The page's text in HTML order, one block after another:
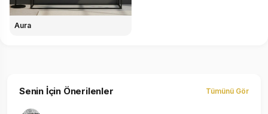
Aura
Senin İçin Önerilenler Tümünü Gör